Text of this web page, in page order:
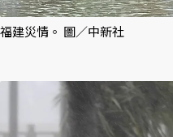
福建災情。 圖／中新社